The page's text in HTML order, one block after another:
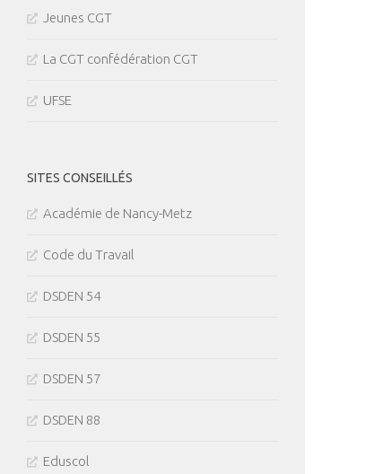
Jeunes CGT
La CGT confédération CGT
UFSE
SITES CONSEILLÉS
Académie de Nancy-Metz
Code du Travail
DSDEN 54
DSDEN 55
DSDEN 57
DSDEN 88
Eduscol